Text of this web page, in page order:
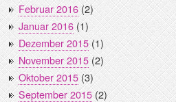
Februar 2016(2)
Januar 2016(1)
Dezember 2015(1)
November 2015(2)
Oktober 2015(3)
September 2015(2)